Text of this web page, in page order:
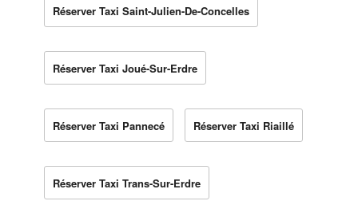
Réserver Taxi Saint-Julien-De-Concelles
Réserver Taxi Joué-Sur-Erdre
Réserver Taxi Pannecé Réserver Taxi Riaillé
Réserver Taxi Trans-Sur-Erdre